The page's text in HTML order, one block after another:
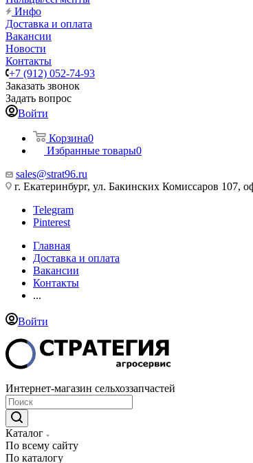
Инфо
Доставка и оплата
Вакансии
Новости
Контакты
+7 (912) 052-74-93
Заказать звонок
Задать вопрос
Войти
Корзина0
Избранные товары0
sales@strat96.ru
г. Екатеринбург, ул. Бакинских Комиссаров 107,
Telegram
Pinterest
Главная
Доставка и оплата
Вакансии
Контакты
...
Войти
Интернет-магазин сельхоззапчастей
Каталог
По всему сайту
По каталогу